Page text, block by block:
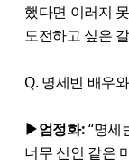
했다면 이러지
도전하고 싶은
Q. 명세빈 배우
▶엄정화:“명세
너무 신인 같은